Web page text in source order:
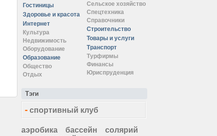
Гостиницы
Здоровье и красота
Интернет
Культура
Недвижимость
Оборудование
Образование
Общество
Отдых
Сельское хозяйство
Спецтехника
Справочники
Строительство
Товары и услуги
Транспорт
Турфирмы
Финансы
Юриспруденция
Тэги
- спортивный клуб
аэробика бассейн
солярий